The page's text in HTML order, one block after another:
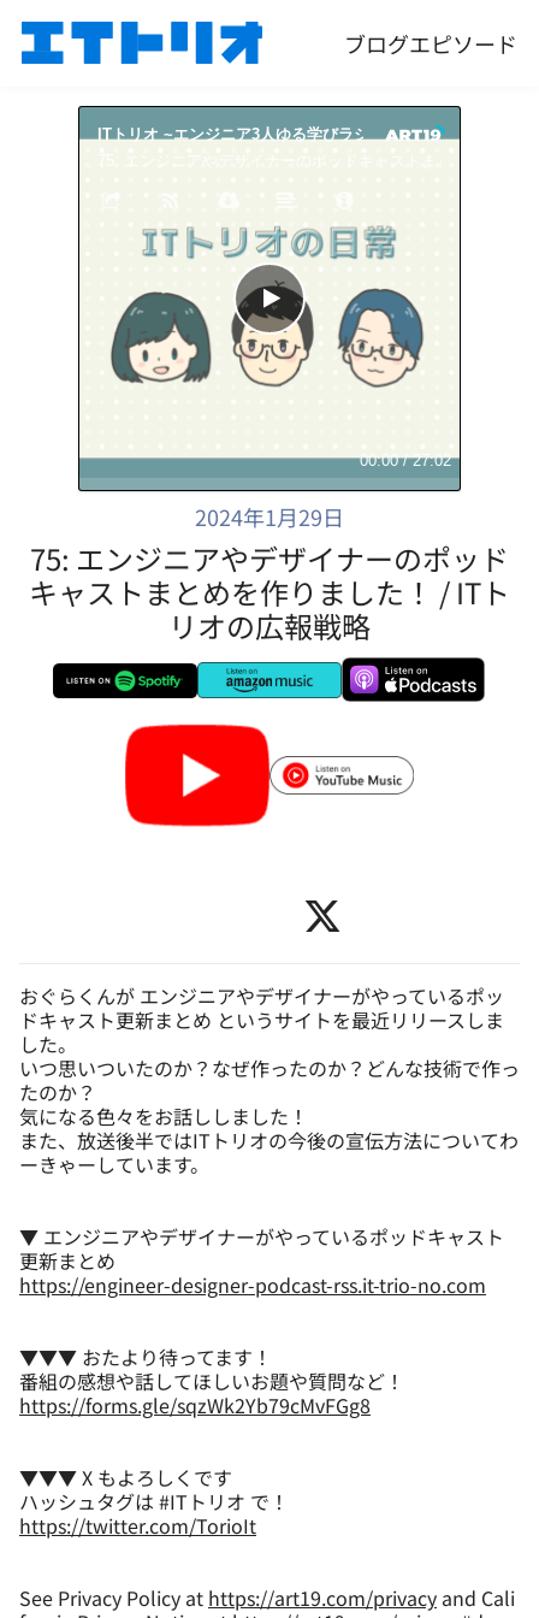
ブログエピソード
ITトリオ ~エンジニア3人ゆる学びラジオ~
ITトリオ ~
00:00/27:02
2024年1月29日
75: エンジニアやデザイナーのポッド
キャストまとめを作りました！ / ITト
リオの広報戦略
おぐらくんが エンジニアやデザイナーがやっているポッ
ドキャスト更新まとめ というサイトを最近リリースしま
した。
いつ思いついたのか？なぜ作ったのか？どんな技術で作っ
たのか？
気になる色々をお話ししました！
また、放送後半ではITトリオの今後の宣伝方法についてわ
ーきゃーしています。
▼ エンジニアやデザイナーがやっているポッドキャスト
https://engineer-designer-podcast-rss.it-trio-no.com
▼▼▼ おたより待ってます！
https://forms.gle/sqzWk2Yb79cMvFGg8
▼▼▼ X もよろしくです
https://twitter.com/TorioIt
See Privacy Policy at https://art19.com/privacy and Cali